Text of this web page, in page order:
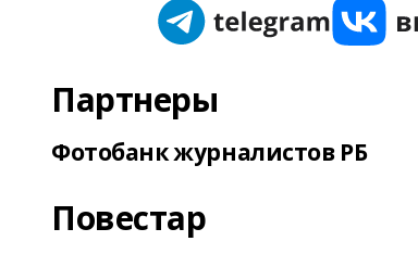
Партнеры
Фотобанк журналистов РБ
Повестар